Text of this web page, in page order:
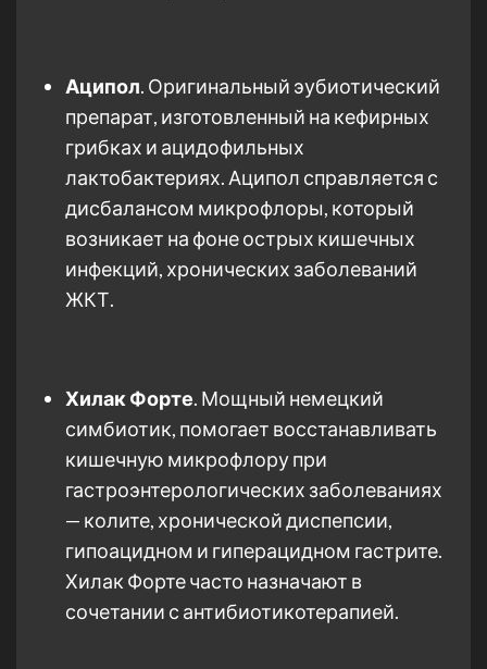
Аципол. Оригинальный эубиотический
препарат, изготовленный на кефирных
грибках и ацидофильных
лактобактериях. Аципол справляется с
дисбалансом микрофлоры, который
возникает на фоне острых кишечных
инфекций, хронических заболеваний
ЖКТ.
Хилак Форте. Мощный немецкий
симбиотик, помогает восстанавливать
кишечную микрофлору при
гастроэнтерологических заболеваниях
— колите, хронической диспепсии,
гипоацидном и гиперацидном гастрите.
Хилак Форте часто назначают в
сочетании с антибиотикотерапией.